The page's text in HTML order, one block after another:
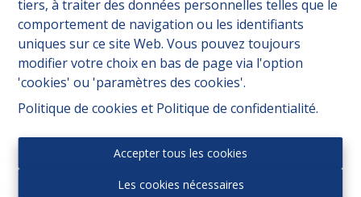
tiers, à traiter des données personnelles telles que le
comportement de navigation ou les identifiants
uniques sur ce site Web. Vous pouvez toujours
modifier votre choix en bas de page via l'option
'cookies' ou 'paramètres des cookies'.
Politique de cookies et Politique de confidentialité.
Accepter tous les cookies
Les cookies nécessaires
Autorité de surveillance: